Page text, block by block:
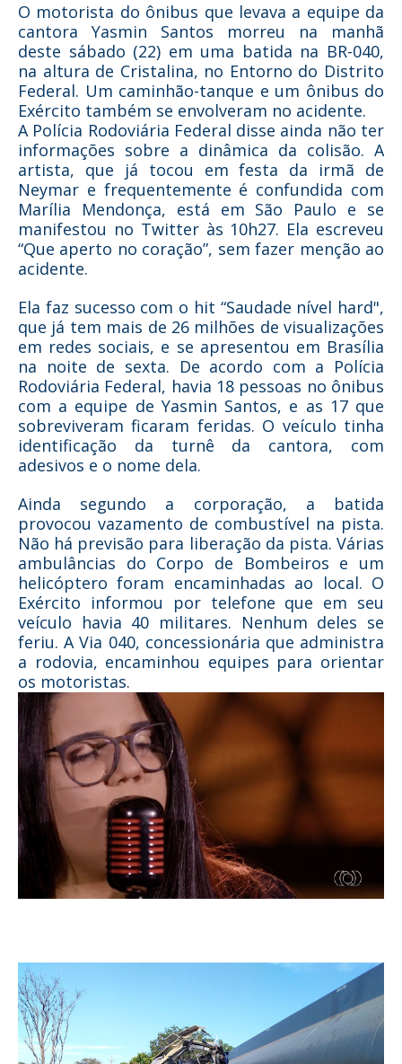
O motorista do ônibus que levava a equipe da
cantora Yasmin Santos morreu na manhã
deste sábado (22) em uma batida na BR-040,
na altura de Cristalina, no Entorno do Distrito
Federal. Um caminhão-tanque e um ônibus do
Exército também se envolveram no acidente.
A Polícia Rodoviária Federal disse ainda não ter
informações sobre a dinâmica da colisão. A
artista, que já tocou em festa da irmã de
Neymar e frequentemente é confundida com
Marília Mendonça, está em São Paulo e se
manifestou no Twitter às 10h27. Ela escreveu
“Que aperto no coração”, sem fazer menção ao
acidente.
Ela faz sucesso com o hit “Saudade nível hard",
que já tem mais de 26 milhões de visualizações
em redes sociais, e se apresentou em Brasília
na noite de sexta. De acordo com a Polícia
Rodoviária Federal, havia 18 pessoas no ônibus
com a equipe de Yasmin Santos, e as 17 que
sobreviveram ficaram feridas. O veículo tinha
identificação da turnê da cantora, com
adesivos e o nome dela.
Ainda segundo a corporação, a batida
provocou vazamento de combustível na pista.
Não há previsão para liberação da pista. Várias
ambulâncias do Corpo de Bombeiros e um
helicóptero foram encaminhadas ao local. O
Exército informou por telefone que em seu
veículo havia 40 militares. Nenhum deles se
feriu. A Via 040, concessionária que administra
a rodovia, encaminhou equipes para orientar
os motoristas.